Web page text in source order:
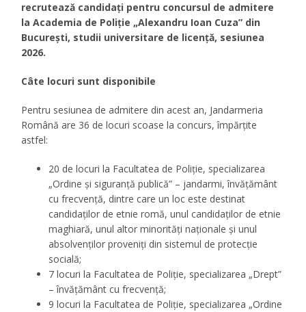
recrutează candidați pentru concursul de admitere
la Academia de Poliție „Alexandru Ioan Cuza” din
București, studii universitare de licență, sesiunea
2026.
Câte locuri sunt disponibile
Pentru sesiunea de admitere din acest an, Jandarmeria
Română are 36 de locuri scoase la concurs, împărțite
astfel:
20 de locuri la Facultatea de Poliție, specializarea
„Ordine și siguranță publică” – jandarmi, învățământ
cu frecvență, dintre care un loc este destinat
candidaților de etnie romă, unul candidaților de etnie
maghiară, unul altor minorități naționale și unul
absolvenților proveniți din sistemul de protecție
socială;
7 locuri la Facultatea de Poliție, specializarea „Drept”
– învățământ cu frecvență;
9 locuri la Facultatea de Poliție, specializarea „Ordine